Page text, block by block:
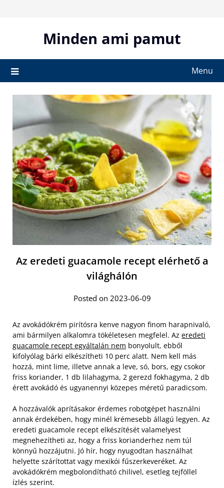
Minden ami pamut
Menu
Az eredeti guacamole recept elérhető a
világhálón
Posted on 2023-06-09
Az avokádókrém pirítósra kenve nagyon finom harapnivaló,
ami bármilyen alkalomra tökéletesen megfelel. Az eredeti
guacamole recept egyáltalán nem bonyolult, ebből
kifolyólag bárki elkészítheti 10 perc alatt. Nem kell más
hozzá, mint lime, illetve annak a leve, só, bors, egy csokor
friss koriander, 1 db lilahagyma, 2 gerezd fokhagyma, 2 db
érett avokádó és ugyanennyi közepes méretű paradicsom.
A hozzávalók aprításakor érdemes robotgépet használni
annak érdekében, hogy minél krémesebb állagú legyen. Az
eredeti guacamole recept elkészítését valamelyest
megnehezítheti az, hogy a friss korianderhez nem túl
könnyű hozzájutni. Jó hír, hogy nyugodtan használhat
helyette szárítottat vagy mexikói fűszerkeveréket. Az
avokádókrém megbolondítható chilivel, esetleg tejföllel
ízlés szerint.